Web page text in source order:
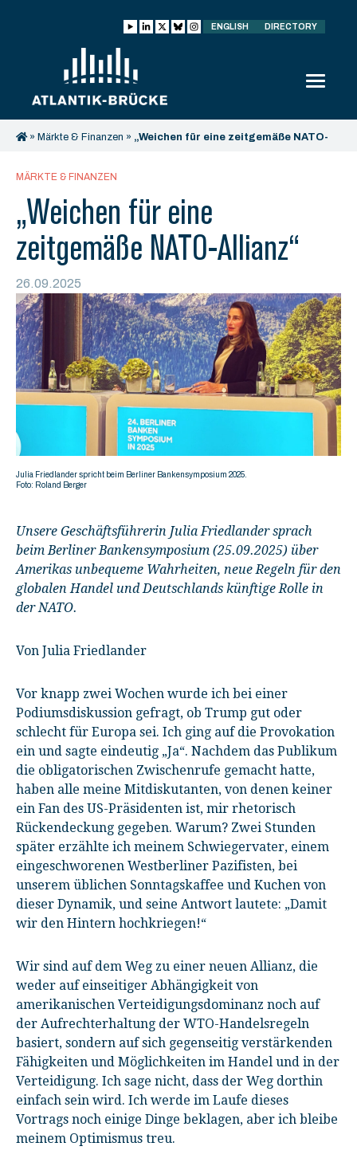
ENGLISH DIRECTORY
» Märkte & Finanzen » „Weichen für eine zeitgemäße NATO-
MÄRKTE & FINANZEN
„Weichen für eine
zeitgemäße NATO-Allianz“
26.09.2025
Julia Friedlander spricht beim Berliner Bankensymposium 2025.
Foto: Roland Berger
Unsere Geschäftsführerin Julia Friedlander sprach
beim Berliner Bankensymposium (25.09.2025) über
Amerikas unbequeme Wahrheiten, neue Regeln für den
globalen Handel und Deutschlands künftige Rolle in
der NATO.
Von Julia Friedlander
Vor knapp zwei Wochen wurde ich bei einer
Podiumsdiskussion gefragt, ob Trump gut oder
schlecht für Europa sei. Ich ging auf die Provokation
ein und sagte eindeutig „Ja“. Nachdem das Publikum
die obligatorischen Zwischenrufe gemacht hatte,
haben alle meine Mitdiskutanten, von denen keiner
ein Fan des US-Präsidenten ist, mir rhetorisch
Rückendeckung gegeben. Warum? Zwei Stunden
später erzählte ich meinem Schwiegervater, einem
eingeschworenen Westberliner Pazifisten, bei
unserem üblichen Sonntagskaffee und Kuchen von
dieser Dynamik, und seine Antwort lautete: „Damit
wir den Hintern hochkriegen!“
Wir sind auf dem Weg zu einer neuen Allianz, die
weder auf einseitiger Abhängigkeit von
amerikanischen Verteidigungsdominanz noch auf
der Aufrechterhaltung der WTO-Handelsregeln
basiert, sondern auf sich gegenseitig verstärkenden
Fähigkeiten und Möglichkeiten im Handel und in der
Verteidigung. Ich sage nicht, dass der Weg dorthin
einfach sein wird. Ich werde im Laufe dieses
Vortrags noch einige Dinge beklagen, aber ich bleibe
meinem Optimismus treu.